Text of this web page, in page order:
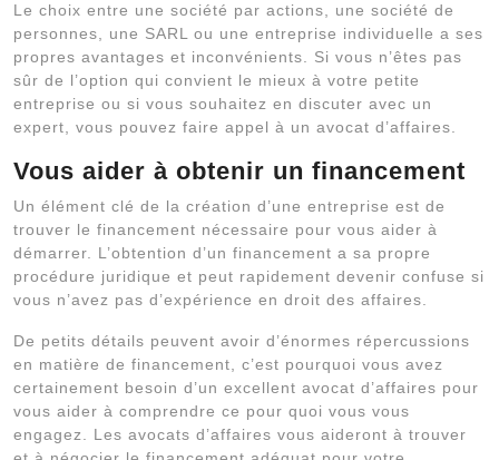
Le choix entre une société par actions, une société de
personnes, une SARL ou une entreprise individuelle a ses
propres avantages et inconvénients. Si vous n’êtes pas
sûr de l’option qui convient le mieux à votre petite
entreprise ou si vous souhaitez en discuter avec un
expert, vous pouvez faire appel à un avocat d’affaires.
Vous aider à obtenir un financement
Un élément clé de la création d’une entreprise est de
trouver le financement nécessaire pour vous aider à
démarrer. L’obtention d’un financement a sa propre
procédure juridique et peut rapidement devenir confuse si
vous n’avez pas d’expérience en droit des affaires.
De petits détails peuvent avoir d’énormes répercussions
en matière de financement, c’est pourquoi vous avez
certainement besoin d’un excellent avocat d’affaires pour
vous aider à comprendre ce pour quoi vous vous
engagez. Les avocats d’affaires vous aideront à trouver